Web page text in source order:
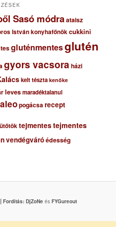
Sasó módraataisz
István konyhafőnökcukkini
gluténmentesglutén
gyors vacsora házi
kelt tészta kenőke
levesmaradéktalanul
pogácsa recept
tejmentestejmentes
vendégváróédesség
Fordítás: DjZoNeés FYGureout